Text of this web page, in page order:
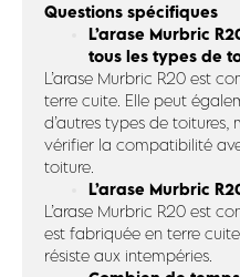
Questions spécifiques
L’arase Murbric
tous les types de
L’arase Murbric R20 est
terre cuite. Elle peut
d’autres types de
vérifier la compatibilité
toiture.
L’arase Murbric
L’arase Murbric R20 est
est fabriquée en terre
résiste aux intempéries.